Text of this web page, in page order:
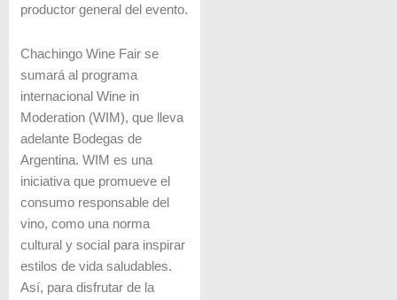
productor general del evento.
Chachingo Wine Fair se
sumará al programa
internacional Wine in
Moderation (WIM), que lleva
adelante Bodegas de
Argentina. WIM es una
iniciativa que promueve el
consumo responsable del
vino, como una norma
cultural y social para inspirar
estilos de vida saludables.
Así, para disfrutar de la